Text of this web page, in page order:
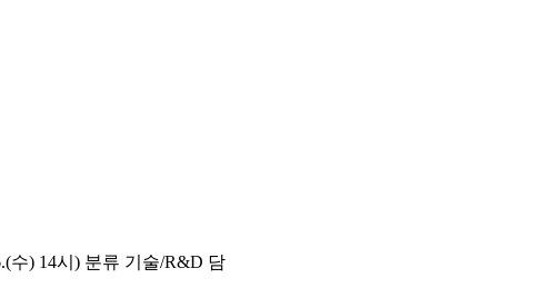
수) 14시) 분류 기술/R&D 담